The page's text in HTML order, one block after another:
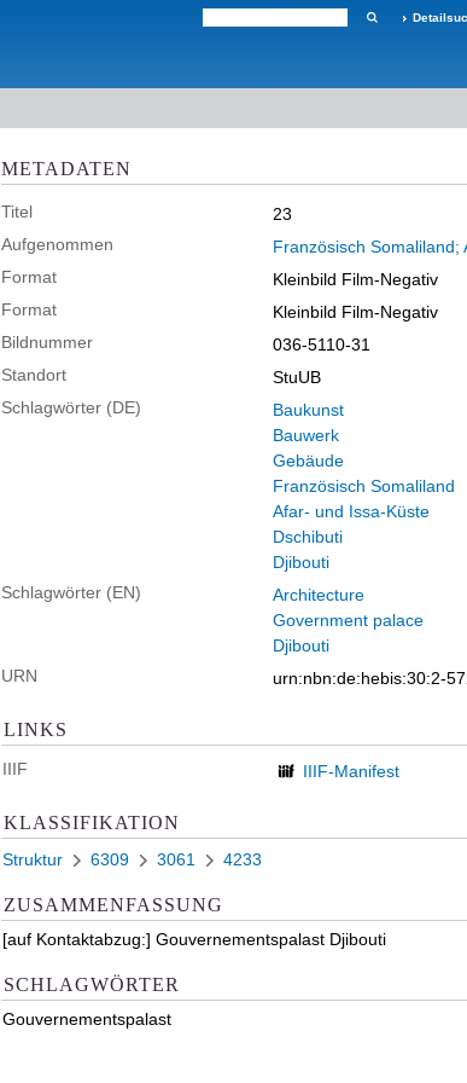
METADATEN
Titel
23
Aufgenommen
Französisch
Format
Kleinbild Film-Negativ
Format
Kleinbild Film-Negativ
Bildnummer
036-5110-31
Standort
StuUB
Schlagwörter (DE)
Baukunst
Bauwerk
Gebäude
Französisch Somaliland
Afar- und Issa-Küste
Dschibuti
Djibouti
Schlagwörter (EN)
Architecture
Government palace
Djibouti
URN
urn:nbn:de:hebis:30:2-
LINKS
IIIF IIIF-Manifest
KLASSIFIKATION
Struktur 6309 3061 4233
ZUSAMMENFASSUNG
[auf Kontaktabzug:] Gouvernementspalast Djibouti
SCHLAGWÖRTER
Gouvernementspalast